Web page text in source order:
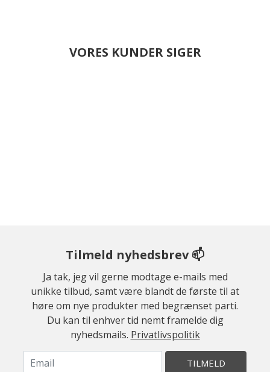
VORES KUNDER SIGER
Tilmeld nyhedsbrev 📫
Ja tak, jeg vil gerne modtage e-mails med
unikke tilbud, samt være blandt de første til at
høre om nye produkter med begrænset parti.
Du kan til enhver tid nemt framelde dig
nyhedsmails. Privatlivspolitik
TILMELD